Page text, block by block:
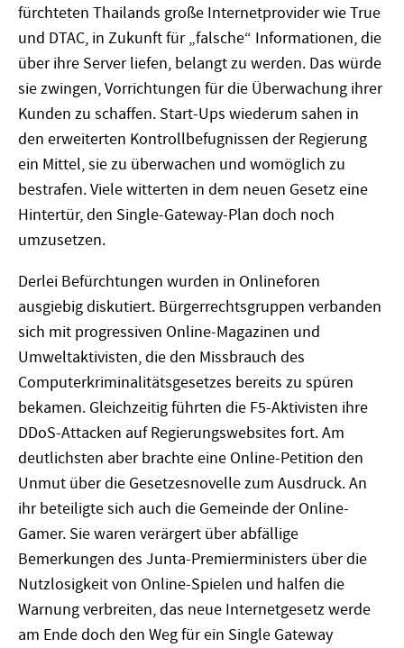
fürchteten Thailands große Internetprovider wie True
und DTAC, in Zukunft für „falsche“ Informationen, die
über ihre Server liefen, belangt zu werden. Das würde
sie zwingen, Vorrichtungen für die Überwachung ihrer
Kunden zu schaffen. Start-Ups wiederum sahen in
den erweiterten Kontrollbefugnissen der Regierung
ein Mittel, sie zu überwachen und womöglich zu
bestrafen. Viele witterten in dem neuen Gesetz eine
Hintertür, den Single-Gateway-Plan doch noch
umzusetzen.
Derlei Befürchtungen wurden in Onlineforen
ausgiebig diskutiert. Bürgerrechtsgruppen verbanden
sich mit progressiven Online-Magazinen und
Umweltaktivisten, die den Missbrauch des
Computerkriminalitätsgesetzes bereits zu spüren
bekamen. Gleichzeitig führten die F5-Aktivisten ihre
DDoS-Attacken auf Regierungswebsites fort. Am
deutlichsten aber brachte eine Online-Petition den
Unmut über die Gesetzesnovelle zum Ausdruck. An
ihr beteiligte sich auch die Gemeinde der Online-
Gamer. Sie waren verärgert über abfällige
Bemerkungen des Junta-Premierministers über die
Nutzlosigkeit von Online-Spielen und halfen die
Warnung verbreiten, das neue Internetgesetz werde
am Ende doch den Weg für ein Single Gateway